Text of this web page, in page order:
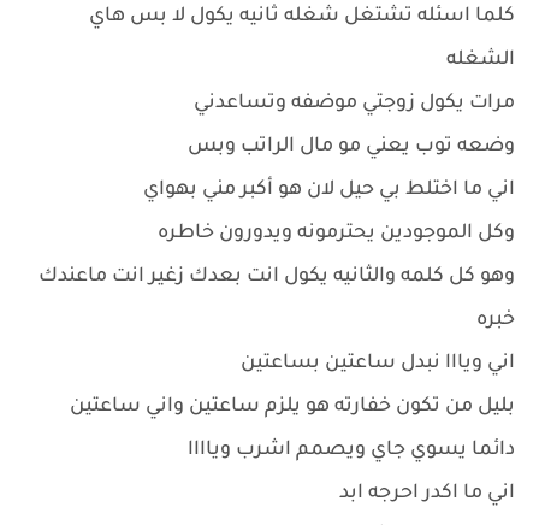
كلما اسئله تشتغل شغله ثانيه يكول لا بس هاي
الشغله
مرات يكول زوجتي موضفه وتساعدني
وضعه توب يعني مو مال الراتب وبس
اني ما اختلط بي حيل لان هو أكبر مني بهواي
وكل الموجودين يحترمونه ويدورون خاطره
وهو كل كلمه والثانيه يكول انت بعدك زغير انت ماعندك
خبره
اني ويااا نبدل ساعتين بساعتين
بليل من تكون خفارته هو يلزم ساعتين واني ساعتين
دائما يسوي جاي ويصمم اشرب وياااا
اني ما اكدر احرجه ابد